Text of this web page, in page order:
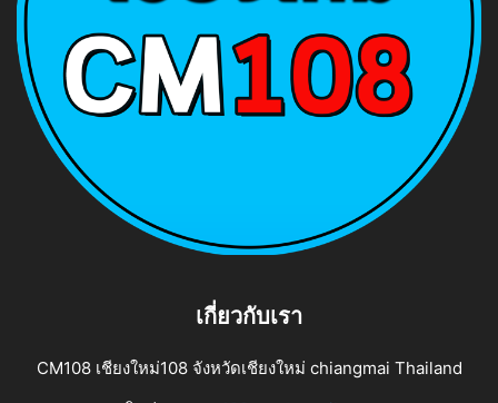
เกี่ยวกับเรา
CM108 เชียงใหม่108 จังหวัดเชียงใหม่ chiangmai Thailand